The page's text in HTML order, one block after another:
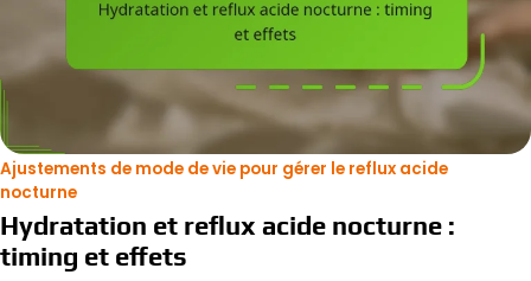
Ajustements de mode de vie pour gérer le reflux acide
nocturne
Hydratation et reflux acide nocturne :
timing et effets